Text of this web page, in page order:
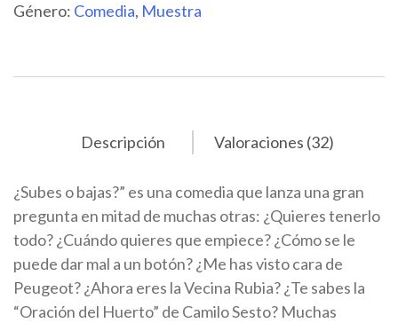
Género: Comedia, Muestra
Descripción Valoraciones (32)
¿Subes o bajas?” es una comedia que lanza una gran
pregunta en mitad de muchas otras: ¿Quieres tenerlo
todo? ¿Cuándo quieres que empiece? ¿Cómo se le
puede dar mal a un botón? ¿Me has visto cara de
Peugeot? ¿Ahora eres la Vecina Rubia? ¿Te sabes la
“Oración del Huerto” de Camilo Sesto? Muchas